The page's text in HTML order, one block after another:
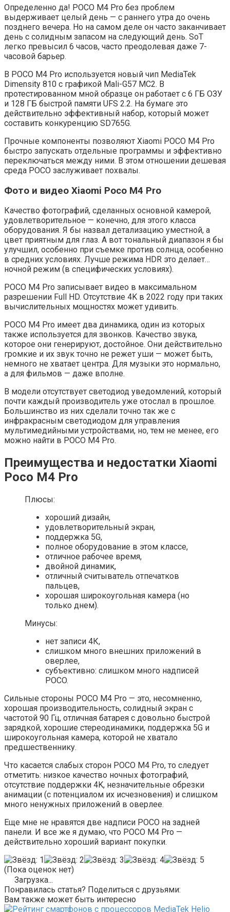
Определенно да! POCO M4 Pro без проблем
выдерживает целый день — с раннего утра до очень
позднего вечера. Но на самом деле он часто заканчивает
день с солидным запасом на следующий день. SoT
легко превысил 6 часов, часто преодолевая даже 7-
часовой барьер.
В POCO M4 Pro используется новый чип MediaTek
Dimensity 810 с графикой Mali-G57 MC2. В
протестированном мной образце он работает с 6 ГБ ОЗУ
и 128 ГБ быстрой памяти UFS 2.2. На бумаге это
действительно эффективный набор, который может
составить конкуренцию SD765G.
Прочные компоненты позволяют Xiaomi POCO M4 Pro
быстро запускать отдельные программы и эффективно
переключаться между ними. В этом отношении дешевая
среда POCO заслуживает похвалы.
Фото и видео Xiaomi Poco M4 Pro
Качество фотографий, сделанных основной камерой,
удовлетворительное — конечно, для этого класса
оборудования. Я бы назвал детализацию уместной, а
цвет приятным для глаз. А вот тональный диапазон я бы
улучшил, особенно при съемке против солнца, особенно
в средних условиях. Лучше режима HDR это делает…
ночной режим (в специфических условиях).
POCO M4 Pro записывает видео в максимальном
разрешении Full HD. Отсутствие 4K в 2022 году при таких
вычислительных мощностях может удивить.
POCO M4 Pro имеет два динамика, один из которых
также используется для звонков. Качество звука,
которое они генерируют, достойное. Они действительно
громкие и их звук точно не режет уши — может быть,
немного не хватает центра. Для музыки это нормально,
а для фильмов — даже вполне.
В модели отсутствует светодиод уведомлений, который
почти каждый производитель уже отослал в прошлое.
Большинство из них сделали точно так же с
инфракрасным светодиодом для управления
мультимедийными устройствами, но, тем не менее, его
можно найти в POCO M4 Pro.
Преимущества и недостатки Xiaomi
Poco M4 Pro
Плюсы:
хороший дизайн,
удовлетворительный экран,
поддержка 5G,
полное оборудование в этом классе,
отличное рабочее время,
двойной динамик,
отличный считыватель отпечатков
пальцев,
хорошая широкоугольная камера (но
только днем).
Минусы:
нет записи 4К,
слишком много внешних приложений в
оверлее,
субъективно: слишком много надписей
POCO.
Сильные стороны POCO M4 Pro — это, несомненно,
хорошая производительность, солидный экран с
частотой 90 Гц, отличная батарея с довольно быстрой
зарядкой, хорошие стереодинамики, поддержка 5G и
широкоугольная камера, которой не хватало
предшественнику.
Что касается слабых сторон POCO M4 Pro, то следует
отметить: низкое качество ночных фотографий,
отсутствие поддержки 4K, незначительные обрезки
анимации (с потенциалом их исчезновения) и слишком
много ненужных приложений в оверлее.
Еще мне не нравятся две надписи POCO на задней
панели. И все же я думаю, что POCO M4 Pro —
действительно хороший вариант покупки.
(Пока оценок нет)
Загрузка...
Понравилась статья? Поделиться с друзьями:
Вам также может быть интересно